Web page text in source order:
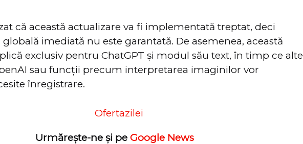
că această actualizare va fi implementată treptat, deci
imediată nu este garantată. De asemenea, această
exclusiv pentru ChatGPT și modul său text, în timp ce alte
sau funcții precum interpretarea imaginilor vor
înregistrare.
Urmărește-ne și pe Google News